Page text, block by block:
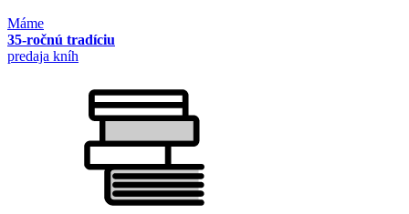
Máme
35-ročnú tradíciu
predaja kníh